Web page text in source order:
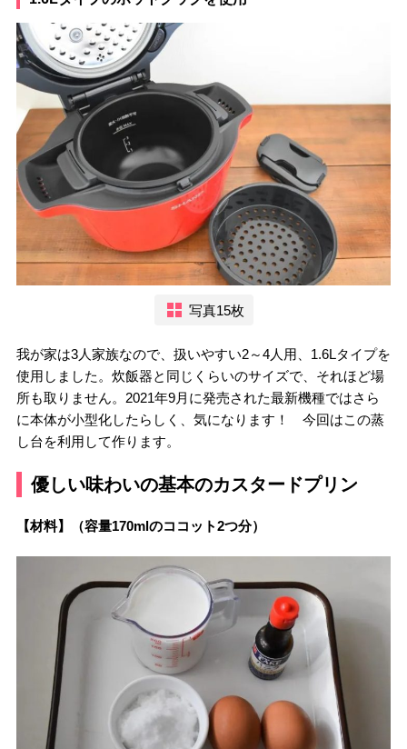
写真15枚
我が家は3人家族なので、扱いやすい2～4人用、1.6Lタイプを
使用しました。炊飯器と同じくらいのサイズで、それほど場
所も取りません。2021年9月に発売された最新機種ではさら
に本体が小型化したらしく、気になります！ 今回はこの蒸
し台を利用して作ります。
優しい味わいの基本のカスタードプリン
【材料】（容量170mlのココット2つ分）